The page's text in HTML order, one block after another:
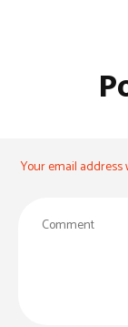
Your email address